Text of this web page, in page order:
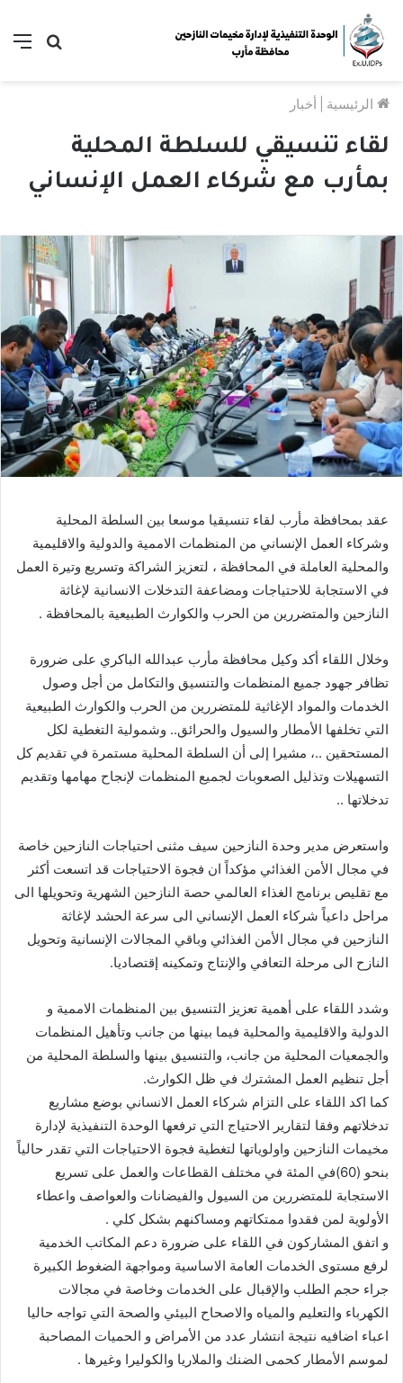
بحث
الرئيسية أخبار
لقاء تنسيقي للسلطة المحلية
بمأرب مع شركاء العمل الإنساني
عقد بمحافظة مأرب لقاء تنسيقيا موسعا بين السلطة المحلية
وشركاء العمل الإنساني من المنظمات الاممية والدولية والاقليمية
والمحلية العاملة في المحافظة ، لتعزيز الشراكة وتسريع وتيرة العمل
في الاستجابة للاحتياجات ومضاعفة التدخلات الانسانية لإغاثة
النازحين والمتضررين من الحرب والكوارث الطبيعية بالمحافظة .
وخلال اللقاء أكد وكيل محافظة مأرب عبدالله الباكري على ضرورة
تظافر جهود جميع المنظمات والتنسيق والتكامل من أجل وصول
الخدمات والمواد الإغاثية للمتضررين من الحرب والكوارث الطبيعية
التي تخلفها الأمطار والسيول والحرائق.. وشمولية التغطية لكل
المستحقين ..، مشيرا إلى أن السلطة المحلية مستمرة في تقديم كل
التسهيلات وتذليل الصعوبات لجميع المنظمات لإنجاح مهامها وتقديم
تدخلاتها ..
واستعرض مدير وحدة النازحين سيف مثنى احتياجات النازحين خاصة
في مجال الأمن الغذائي مؤكداً ان فجوة الاحتياجات قد اتسعت أكثر
مع تقليص برنامج الغذاء العالمي حصة النازحين الشهرية وتحويلها الى
مراحل داعياً شركاء العمل الإنساني الى سرعة الحشد لإغاثة
النازحين في مجال الأمن الغذائي وباقي المجالات الإنسانية وتحويل
النازح الى مرحلة التعافي والإنتاج وتمكينه إقتصاديا.
وشدد اللقاء على أهمية تعزيز التنسيق بين المنظمات الاممية و
الدولية والاقليمية والمحلية فيما بينها من جانب وتأهيل المنظمات
والجمعيات المحلية من جانب، والتنسيق بينها والسلطة المحلية من
أجل تنظيم العمل المشترك في ظل الكوارث.
كما اكد اللقاء على التزام شركاء العمل الانساني بوضع مشاريع
تدخلاتهم وفقا لتقارير الاحتياج التي ترفعها الوحدة التنفيذية لإدارة
مخيمات النازحين واولوياتها لتغطية فجوة الاحتياجات التي تقدر حالياً
بنحو (60)في المئة في مختلف القطاعات والعمل على تسريع
الاستجابة للمتضررين من السيول والفيضانات والعواصف واعطاء
الأولوية لمن فقدوا ممتكاتهم ومساكنهم بشكل كلي .
و اتفق المشاركون في اللقاء على ضرورة دعم المكاتب الخدمية
لرفع مستوى الخدمات العامة الاساسية ومواجهة الضغوط الكبيرة
جراء حجم الطلب والإقبال على الخدمات وخاصة في مجالات
الكهرباء والتعليم والمياه والاصحاح البيئي والصحة التي تواجه حاليا
اعباء اضافيه نتيجة انتشار عدد من الأمراض و الحميات المصاحبة
لموسم الأمطار كحمى الضنك والملاريا والكوليرا وغيرها .